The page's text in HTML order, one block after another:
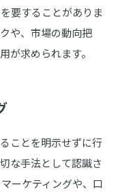
要することがありま
や、市場の動向把
が求められます。
ことを明示せずに行
な手法として認識さ
ーケティングや、口